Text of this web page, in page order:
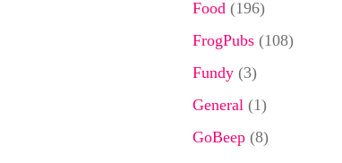
Food(196)
FrogPubs(108)
Fundy(3)
General(1)
GoBeep(8)